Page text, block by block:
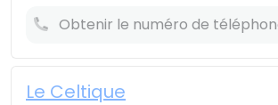
Obtenir le numéro de
Le Celtique